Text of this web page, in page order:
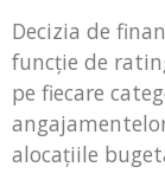
Decizia de
funcție de
pe fiecare
alocațiile